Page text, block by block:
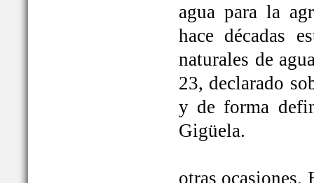
agua para la
hace décadas
naturales de
23, declarado
y de forma
Gigüela.
otras ocasiones.